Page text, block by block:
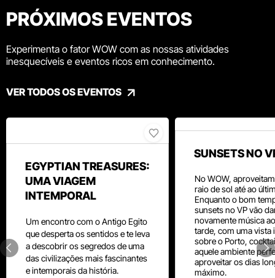
PRÓXIMOS EVENTOS
Experimenta o fator WOW com as nossas atividades
inesquecíveis e eventos ricos em conhecimento.
VER TODOS OS EVENTOS
EGYPTIAN TREASURES:
UMA VIAGEM
INTEMPORAL
Um encontro com oAntigo Egito
que desperta os sentidos e te leva
a descobrir os segredos de uma
das civilizações mais fascinantes
e intemporais da história.
SUNSETS NO
No WOW,
raio de sol até ao
Enquanto o bom
sunsets no VP vão
novamente música
tarde, com uma vista
sobre o Porto,
aquele ambiente
aproveitar os dias
máximo.